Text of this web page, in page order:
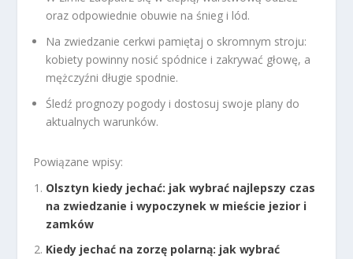
oraz odpowiednie obuwie na śnieg i lód.
Na zwiedzanie cerkwi pamiętaj o skromnym stroju:
kobiety powinny nosić spódnice i zakrywać głowę, a
mężczyźni długie spodnie.
Śledź prognozy pogody i dostosuj swoje plany do
aktualnych warunków.
Powiązane wpisy:
Olsztyn kiedy jechać: jak wybrać najlepszy czas
na zwiedzanie i wypoczynek w mieście jezior i
zamków
Kiedy jechać na zorzę polarną: jak wybrać